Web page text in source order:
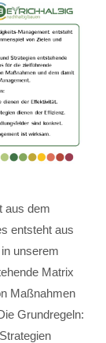
aus dem
entsteht aus
unserem
Matrix
Maßnahmen
Grundregeln: